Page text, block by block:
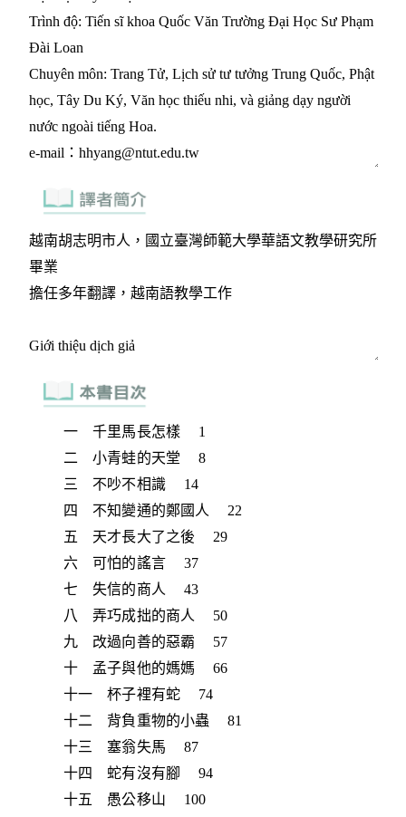
一 千里馬長怎樣 1
二 小青蛙的天堂 8
三 不吵不相識 14
四 不知變通的鄭國人 22
五 天才長大了之後 29
六 可怕的謠言 37
七 失信的商人 43
八 弄巧成拙的商人 50
九 改過向善的惡霸 57
十 孟子與他的媽媽 66
十一 杯子裡有蛇 74
十二 背負重物的小蟲 81
十三 塞翁失馬 87
十四 蛇有沒有腳 94
十五 愚公移山 100